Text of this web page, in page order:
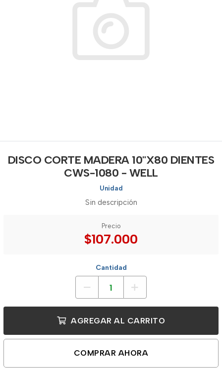
DISCO CORTE MADERA 10"X80 DIENTES
CWS-1080 - WELL
Unidad
Sin descripción
Precio
$107.000
Cantidad
AGREGAR AL CARRITO
COMPRAR AHORA